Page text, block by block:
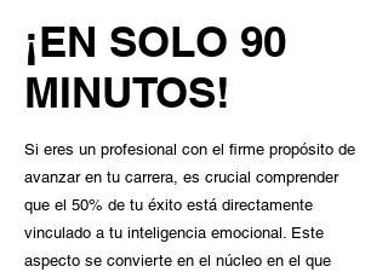
¡EN SOLO 90
MINUTOS!
Si eres un profesional con el firme propósito de
avanzar en tu carrera, es crucial comprender
que el 50% de tu éxito está directamente
vinculado a tu inteligencia emocional. Este
aspecto se convierte en el núcleo en el que